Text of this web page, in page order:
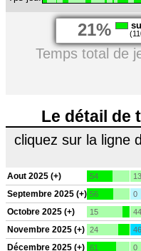
21%
Temps total de
Le détail de
cliquez sur la ligne
Aout 2025 (+) 54 13
Septembre 2025 (+) 56 0
Octobre 2025 (+) 15 44
Novembre 2025 (+) 24 46
Décembre 2025 (+) 61 0